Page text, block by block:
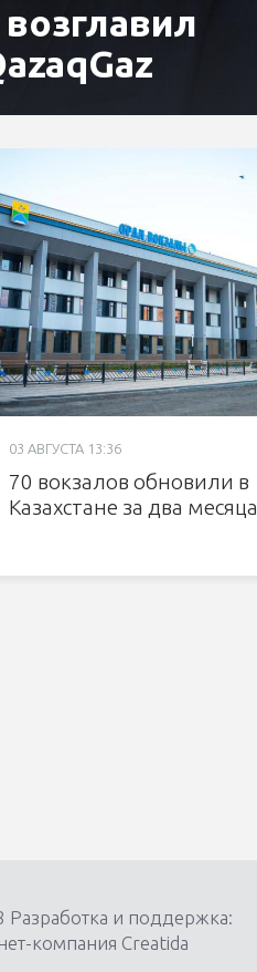
03 АВГУСТА 13:36
70 вокзалов обновили в
Казахстане за два месяца
Разработка и поддержка:
компания Creatida